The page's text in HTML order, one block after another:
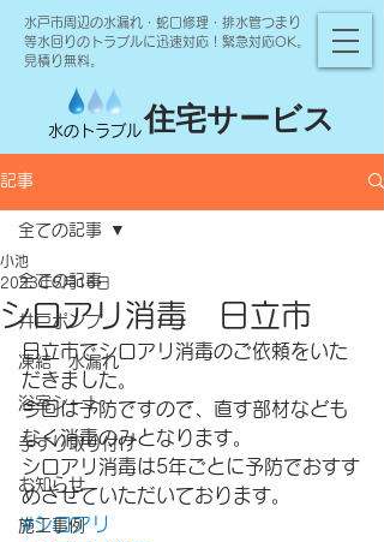
水戸市周辺の水漏れ・蛇口修理・排水管つまり
等水回りのトラブルに迅速対応！緊急対応OK。
見積り無料。
水のトラブル住宅サービス
記事
全ての記事
井戸ポンプ
凍結 水漏れ
浴室シート
手すり取り付け
お知らせ
施工事例
全ての記事
シロアリ消毒 日立市
小池
2023年5月16日
日立市でシロアリ消毒のご依頼をいた
だきました。
今回は予防ですので、直す部材なども
なく消毒のみとなります。
シロアリ消毒は5年ごとに予防でおすす
めさせていただいております。
#シロアリ